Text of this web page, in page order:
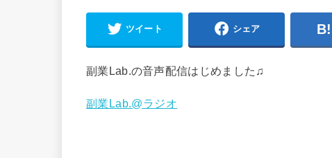
ツイート シェア
副業Lab.の音声配信はじめました♫
副業Lab.@ラジオ